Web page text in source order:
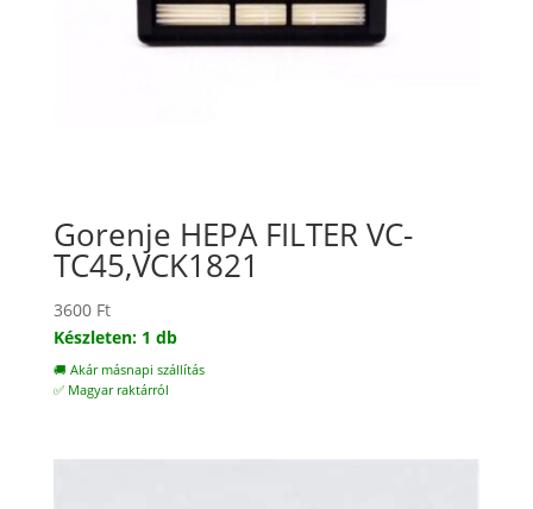
Gorenje HEPA FILTER VC-
TC45,VCK1821
3600 Ft
Készleten: 1 db
🚚 Akár másnapi szállítás
✅ Magyar raktárról